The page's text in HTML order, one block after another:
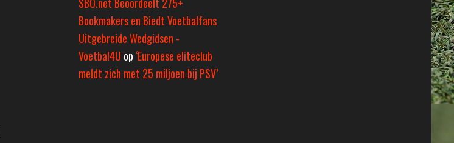
SBO.net Beoordeelt 275+
Bookmakers en Biedt Voetbalfans
Uitgebreide Wedgidsen -
Voetbal4U op ‘Europese eliteclub
meldt zich met 25 miljoen bij PSV’